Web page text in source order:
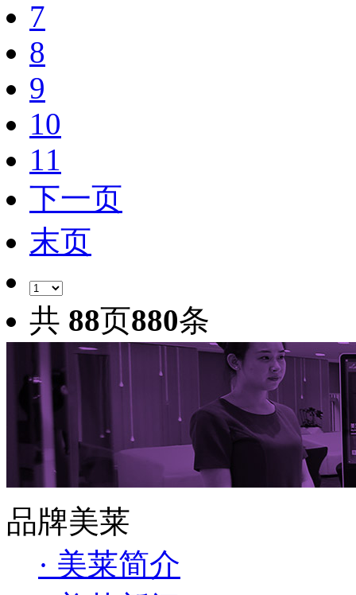
7
8
9
10
11
下一页
末页
共 88页880条
品牌美莱
· 美莱简介